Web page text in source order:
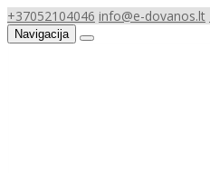
+37052104046 info@e-dovanos.lt
Navigacija